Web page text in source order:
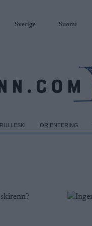
Sverige Suomi
RULLESKI ORIENTERING